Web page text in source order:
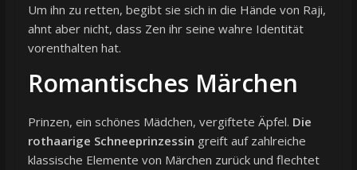
Um ihn zu retten, begibt sie sich in die Hände von Raji,
ahnt aber nicht, dass Zen ihr seine wahre Identität
vorenthalten hat.
Romantisches Märchen
Prinzen, ein schönes Mädchen, vergiftete Äpfel. Die
rothaarige Schneeprinzessin greift auf zahlreiche
klassische Elemente von Märchen zurück und flechtet